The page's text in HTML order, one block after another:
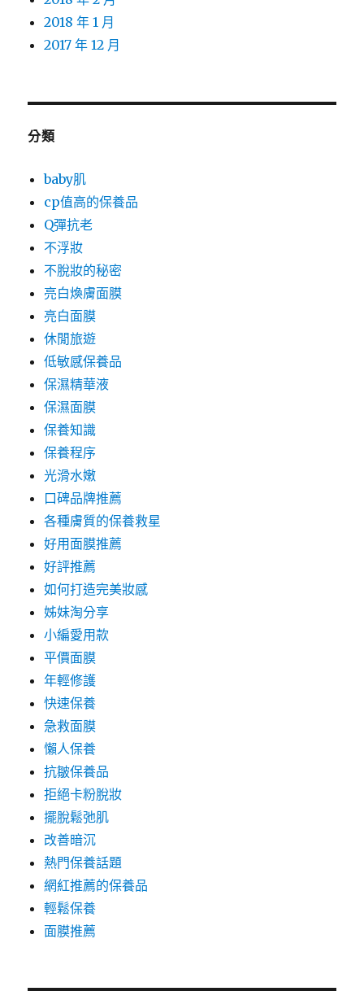
2018 年 1 月
2017 年 12 月
分類
baby肌
cp值高的保養品
Q彈抗老
不浮妝
不脫妝的秘密
亮白煥膚面膜
亮白面膜
休閒旅遊
低敏感保養品
保濕精華液
保濕面膜
保養知識
保養程序
光滑水嫩
口碑品牌推薦
各種膚質的保養救星
好用面膜推薦
好評推薦
如何打造完美妝感
姊妹淘分享
小編愛用款
平價面膜
年輕修護
快速保養
急救面膜
懶人保養
抗皺保養品
拒絕卡粉脫妝
擺脫鬆弛肌
改善暗沉
熱門保養話題
網紅推薦的保養品
輕鬆保養
面膜推薦